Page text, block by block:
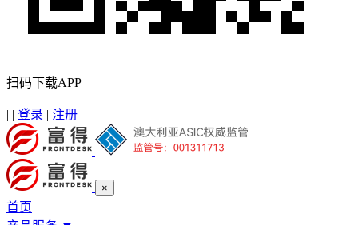
扫码下载APP
| | 登录 | 注册
×
首页